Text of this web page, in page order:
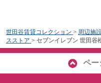
世田谷賃貸コレクション > 周辺施
スストア > セブンイレブン 世田谷
ペー